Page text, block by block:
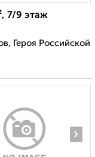
7/9 этаж
Героя Российской
›